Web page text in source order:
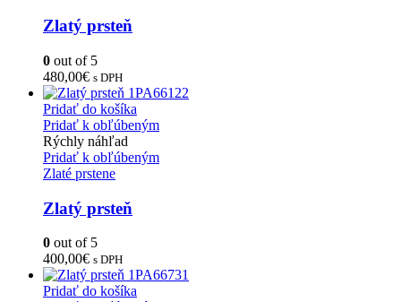
Zlatý prsteň
0 out of 5
480,00€ s DPH
Pridať do košíka
Pridať k obľúbeným
Rýchly náhľad
Pridať k obľúbeným
Zlaté prstene
Zlatý prsteň
0 out of 5
400,00€ s DPH
Pridať do košíka